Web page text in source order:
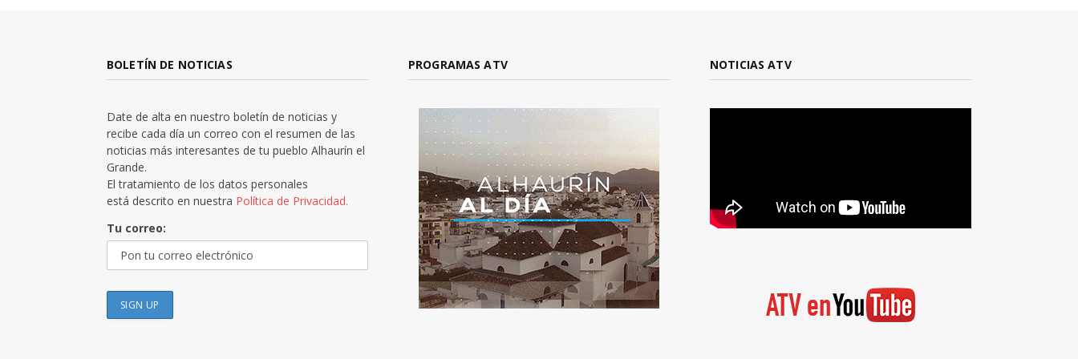
BOLETÍN DE NOTICIAS
Date de alta en nuestro boletín de noticias y
recibe cada día un correo con el resumen de las
noticias más interesantes de tu pueblo Alhaurín el
Grande.
El tratamiento de los datos personales
está descrito en nuestra Política de Privacidad.
Tu correo:
PROGRAMAS ATV NOTICIAS ATV